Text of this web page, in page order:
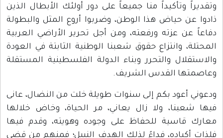
وتقديراً وتأكيداً منا جميعاً على دور أولئك الأبطال الذين
ذادوا عن حياض هذا الوطن، وضربوا أروع المثل والبطولة
دفاعاً عن عزته ورفعته، ومن أجل تحرير الأراضي العربية
المحتلة، وانتزاع حقوق شعبنا الوطنية الثابتة في العودة
والاستقلال والتحرر وبناء الدولة الفلسطينية المستقلة
وعاصمتها القدس الشريف.
ودعوني أعود بكم إلى سنوات طويلة خلت من النضال، عانى
فيها شعبنا، ولا زال يعاني، مر الحياة، وخاض خلالها
معارك قاسية للحفاظ على وجوده وهويته، وقدم فيها
فلذات أكباده، فداءً لذلك الهدف النبيل؛ فمنهم من قضى